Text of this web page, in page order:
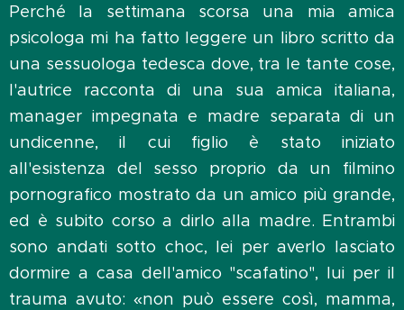
Perché la settimana scorsa una mia amica
psicologa mi ha fatto leggere un libro scritto da
una sessuologa tedesca dove, tra le tante cose,
l'autrice racconta di una sua amica italiana,
manager impegnata e madre separata di un
undicenne, il cui figlio è stato iniziato
all'esistenza del sesso proprio da un filmino
pornografico mostrato da un amico più grande,
ed è subito corso a dirlo alla madre. Entrambi
sono andati sotto choc, lei per averlo lasciato
dormire a casa dell'amico "scafatino", lui per il
trauma avuto: «non può essere così, mamma,